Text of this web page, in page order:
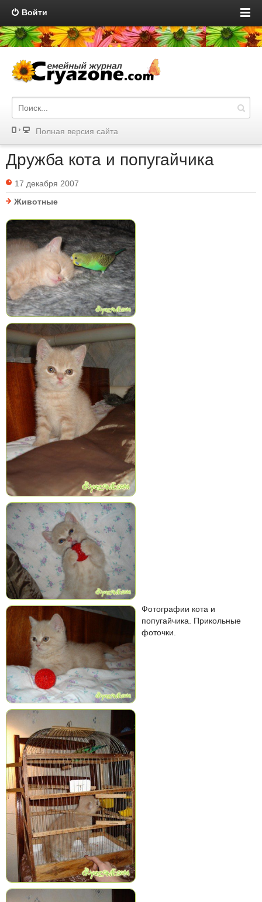
Войти
Полная версия сайта
Дружба кота и попугайчика
17 декабря 2007
Животные
Фотографии кота и
попугайчика. Прикольные
фоточки.